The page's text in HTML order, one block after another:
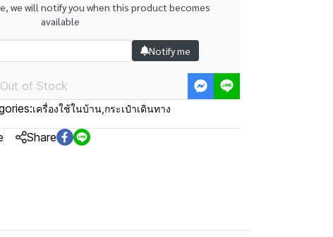
we will notify you when this product becomes
available
Notify me
Out of Stock
เครื่องใช้ในบ้าน กระเป๋าเดินทาง
Share